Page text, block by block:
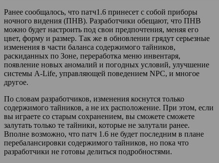
Ранее сообщалось, что патч1.6 принесет с собой приборы
ночного видения (ПНВ). Разработчики обещают, что ПНВ
можно будет настроить под свои предпочтения, меняя его
цвет, форму и размер. Так же в обновлении грядут серьезные
изменения в части баланса содержимого тайников,
раскиданных по Зоне, переработка меню инвентаря,
появление новых аномалий и погодных условий, улучшение
системы A-Life, управляющей поведением NPC, и многое
другое.
По словам разработчиков, изменения коснутся только
содержимого тайников, а не их расположение. При этом, если
вы играете со старым сохранением, вы сможете сможете
залутать только те тайники, которые не залутали ранее.
Вполне возможно, что патч 1.6 не будет последним в плане
перебалансировки содержимого тайников, но пока что
разработчики не готовы делиться подробностями.